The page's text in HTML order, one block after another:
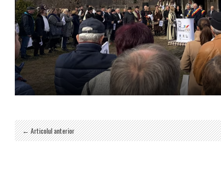
← Articolul anterior